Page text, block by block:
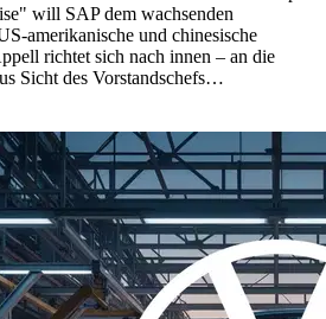
will SAP dem wachsenden
amerikanische und chinesische
richtet sich nach innen – an die
Sicht des Vorstandschefs…